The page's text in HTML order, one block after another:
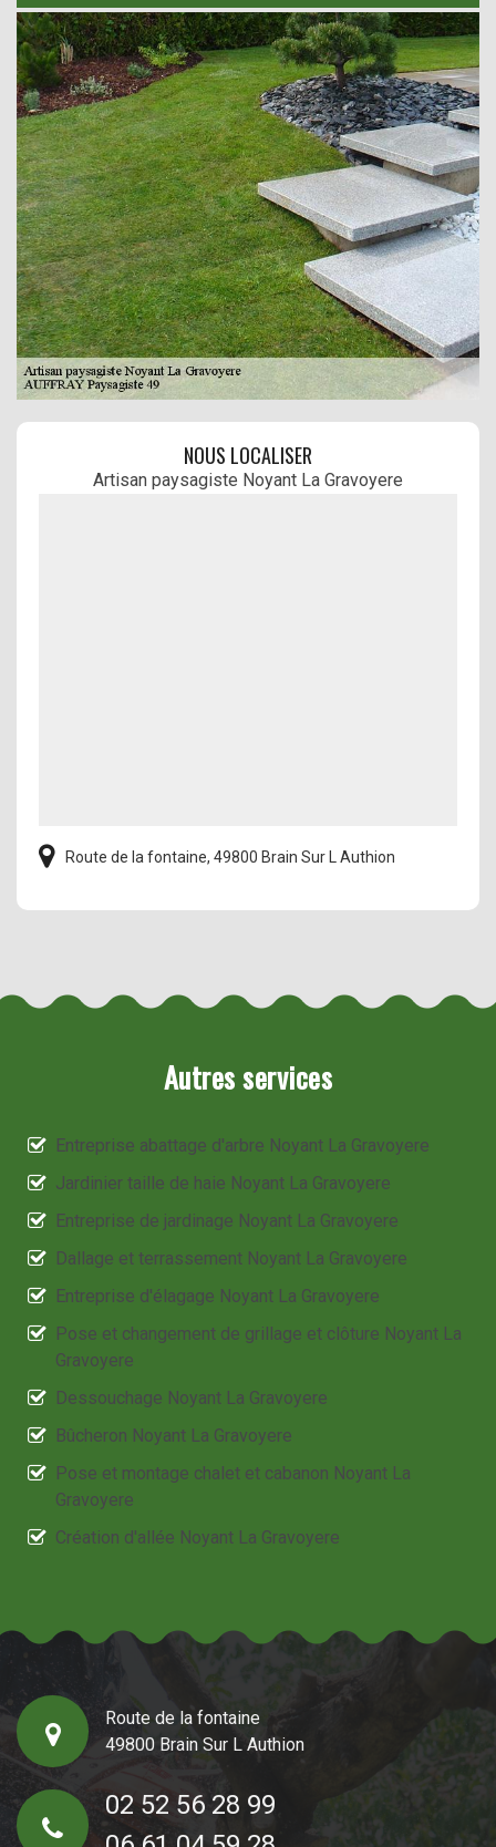
NOUS LOCALISER
Artisan paysagiste Noyant La Gravoyere
Route de la fontaine, 49800 Brain Sur L Authion
Autres services
Entreprise abattage d'arbre Noyant La Gravoyere
Jardinier taille de haie Noyant La Gravoyere
Entreprise de jardinage Noyant La Gravoyere
Dallage et terrassement Noyant La Gravoyere
Entreprise d'élagage Noyant La Gravoyere
Pose et changement de grillage et clôture Noyant La
Gravoyere
Dessouchage Noyant La Gravoyere
Bûcheron Noyant La Gravoyere
Pose et montage chalet et cabanon Noyant La
Gravoyere
Création d'allée Noyant La Gravoyere
Route de la fontaine
49800 Brain Sur L Authion
02 52 56 28 99